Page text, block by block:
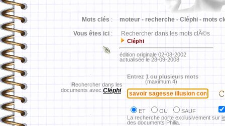
Mots clés : moteur - recherche - Cléphi - mots
Vous êtes ici : Rechercher dans les mots clÃ©s
Cléphi
édition originale 02-08-2002
actualisée le 28-09-2008
Rechercher dans les
documents avec Cléphi
Entrez 1 ou plusieurs mots
(maximum 4)
ET OU
SAUF
La recherche porte exclusivement sur
des documents Philia.